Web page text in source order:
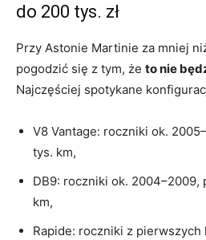
do 200 tys. zł
Przy Astonie Martinie za mniej
pogodzić się z tym, że to nie
Najczęściej spotykane
V8 Vantage: roczniki ok.
tys. km,
DB9: roczniki ok. 2004–2009,
km,
Rapide: roczniki z